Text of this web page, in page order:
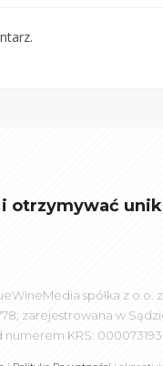
otrzymywać
spółka z o.o. z
zarejestrowana w
KRS: